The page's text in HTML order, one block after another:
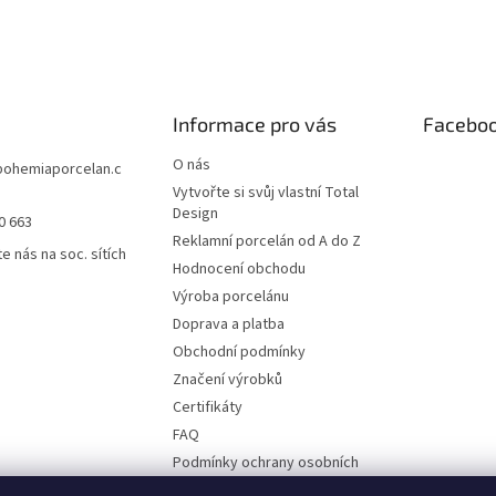
663
nás na soc. sítích
Informace pro vás
O nás
Vytvořte si svůj vlastní Total
Design
Reklamní porcelán od A do Z
Hodnocení obchodu
Výroba porcelánu
Doprava a platba
Obchodní podmínky
Značení výrobků
Certifikáty
FAQ
Podmínky ochrany osobních
údajů